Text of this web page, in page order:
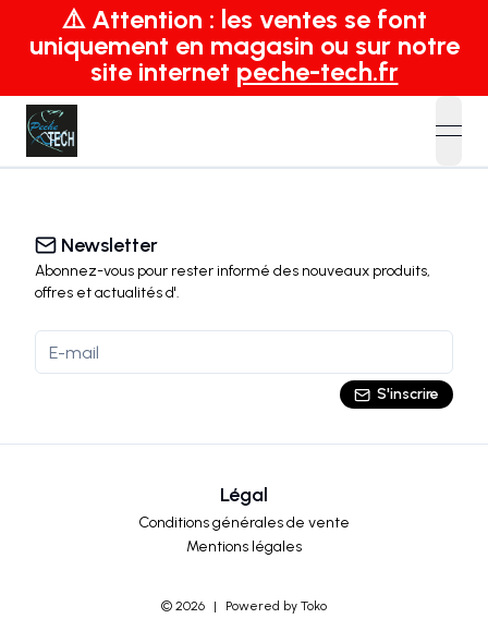
⚠️ Attention : les ventes se font
uniquement en magasin ou sur notre
site internet peche-tech.fr
Newsletter
Abonnez-vous pour rester informé des nouveaux produits,
offres et actualitésd'.
S'inscrire
Légal
Conditions générales de vente
Mentions légales
© 2026 | Powered by Toko